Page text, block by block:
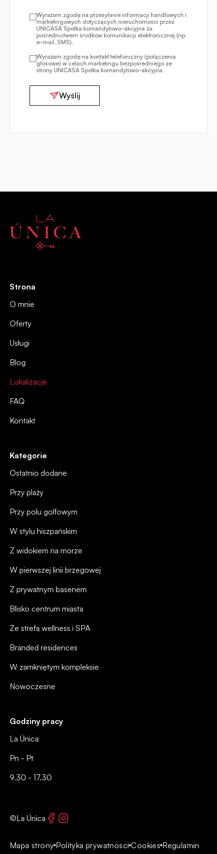
Wyrażam zgodę na przesyłanie informacji handlowych i
marketingowych dotyczących nieruchomości przez
UNICASA Spółka komandytowo-akcyjna za
pośrednictwem środków komunikacji elektronicznej (np.
e-mail, SMS).
Wyrażam zgodę na kontakt telefoniczny (połączenia
głosowe) w celach marketingu bezpośredniego ze
strony UNICASA Spółka komandytowo-akcyjna.
Wyślij
Godziny pracy
La Única
Pn - Pt
9.30 - 17.30
Strona
O mnie
Oferty
Usługi
Blog
Lokalizacje
FAQ
Kontakt
Kategorie
Ostatnio dodane
Przy plaży
Przy polu golfowym
W stylu hiszpańskim
Z widokiem na morze
W pierwszej linii brzegowej
Z prywatnym basenem
Blisko centrum miasta
Ze strefą wellness i SPA
Branded residences
W zamkniętym kompleksie
Nowoczesne
Mapa strony Polityka prywatności Cookies Regulamin
©La Única Facebook
Instagram